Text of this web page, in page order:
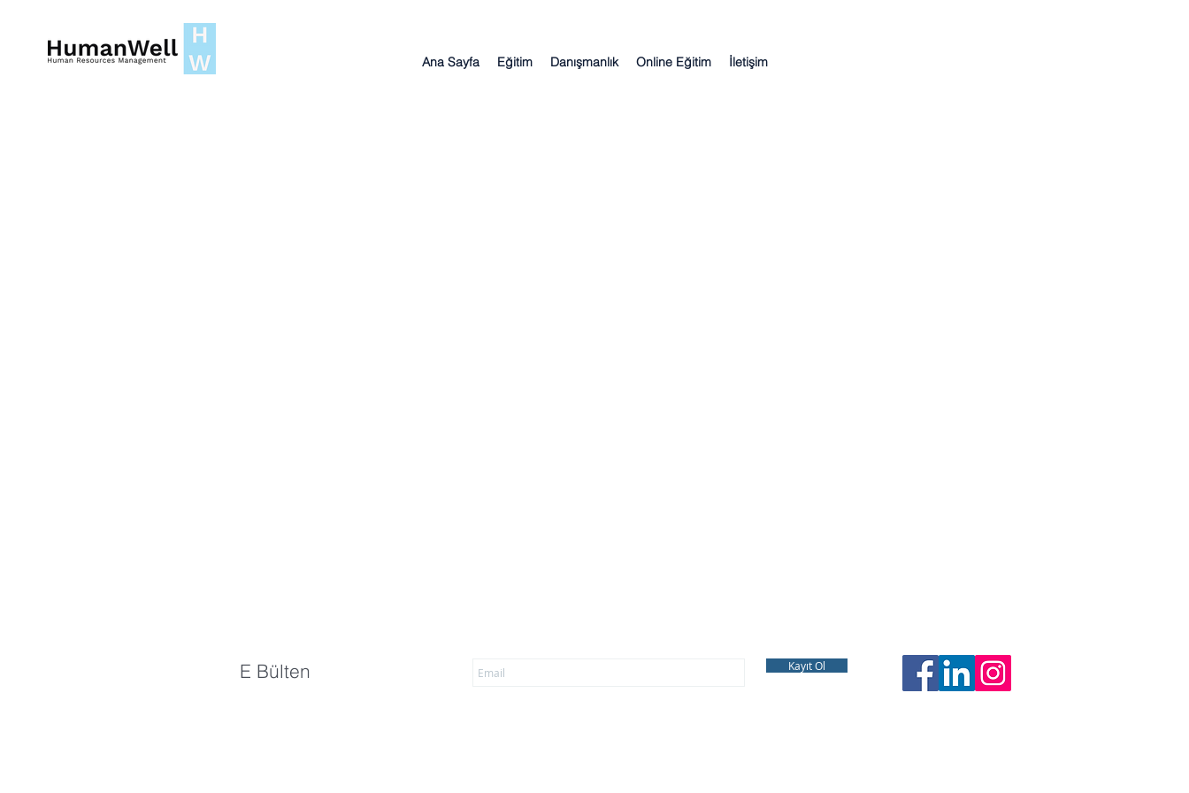
Ana Sayfa Eğitim Danışmanlık Online Eğitim İletişim
E Bülten Kayıt Ol